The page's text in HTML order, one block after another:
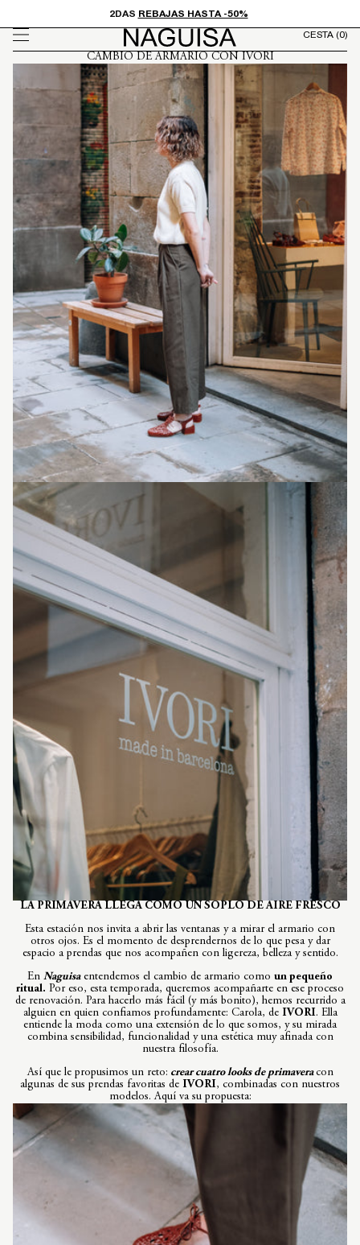
directamente
al contenido
2DAS REBAJAS HASTA -50%
CESTA (0)
CAMBIO DE ARMARIO CON IVORI
LA PRIMAVERA LLEGA COMO UN SOPLO DE AIRE FRESCO
Esta estación nos invita a abrir las ventanas y a mirar el armario con
otros ojos. Es el momento de desprendernos de lo que pesa y dar
espacio a prendas que nos acompañen con ligereza, belleza y sentido.
En Naguisaentendemos el cambio de armario como un pequeño
ritual. Por eso, esta temporada, queremos acompañarte en ese proceso
de renovación. Para hacerlo más fácil (y más bonito), hemos recurrido a
alguien en quien confiamos profundamente: Carola, de IVORI. Ella
entiende la moda como una extensión de lo que somos, y su mirada
combina sensibilidad, funcionalidad y una estética muy afinada con
nuestra filosofía.
Así que le propusimos un reto: crear cuatro looks de primaveracon
algunas de sus prendas favoritas de IVORI, combinadas con nuestros
modelos. Aquí va su propuesta: